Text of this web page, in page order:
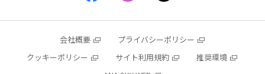
会社概要
プライバシーポリシー
クッキーポリシー
サイト利用規約
推奨環境